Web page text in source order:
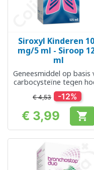
Siroxyl Kinderen
mg/5 ml - Siroop
ml
Geneesmiddel op basis
carbocysteïne tegen
met slijmvorming
€ 4,53 -12%
Prijs
€ 3,99 